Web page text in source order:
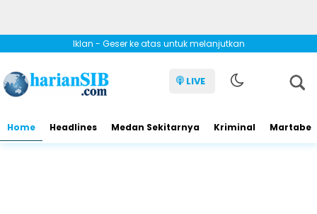
Iklan - Geser ke atas untuk melanjutkan
LIVE
Home Headlines Medan Sekitarnya Kriminal Martabe